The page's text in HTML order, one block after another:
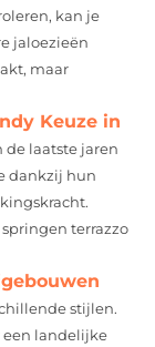
kan je
jaloezieën
maar
Keuze in
de laatste jaren
dankzij hun
terrazzo
stijlen.
een landelijke